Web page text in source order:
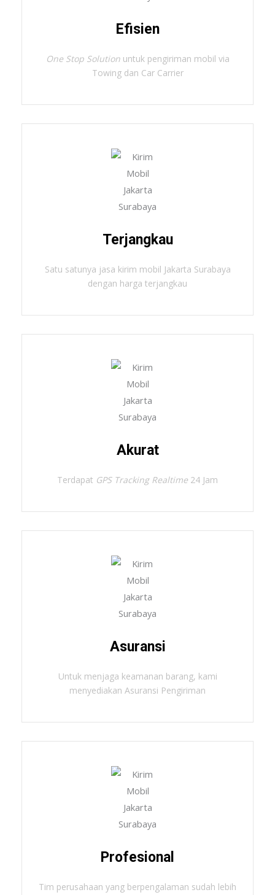
Efisien
One Stop Solutionuntuk pengiriman mobil via
Towing dan Car Carrier
Terjangkau
Satu satunya jasa kirim mobil Jakarta Surabaya
dengan harga terjangkau
Akurat
Terdapat GPS Tracking Realtime 24 Jam
Asuransi
Untuk menjaga keamanan barang, kami
menyediakan Asuransi Pengiriman
Profesional
Tim perusahaan yang berpengalaman sudah lebih